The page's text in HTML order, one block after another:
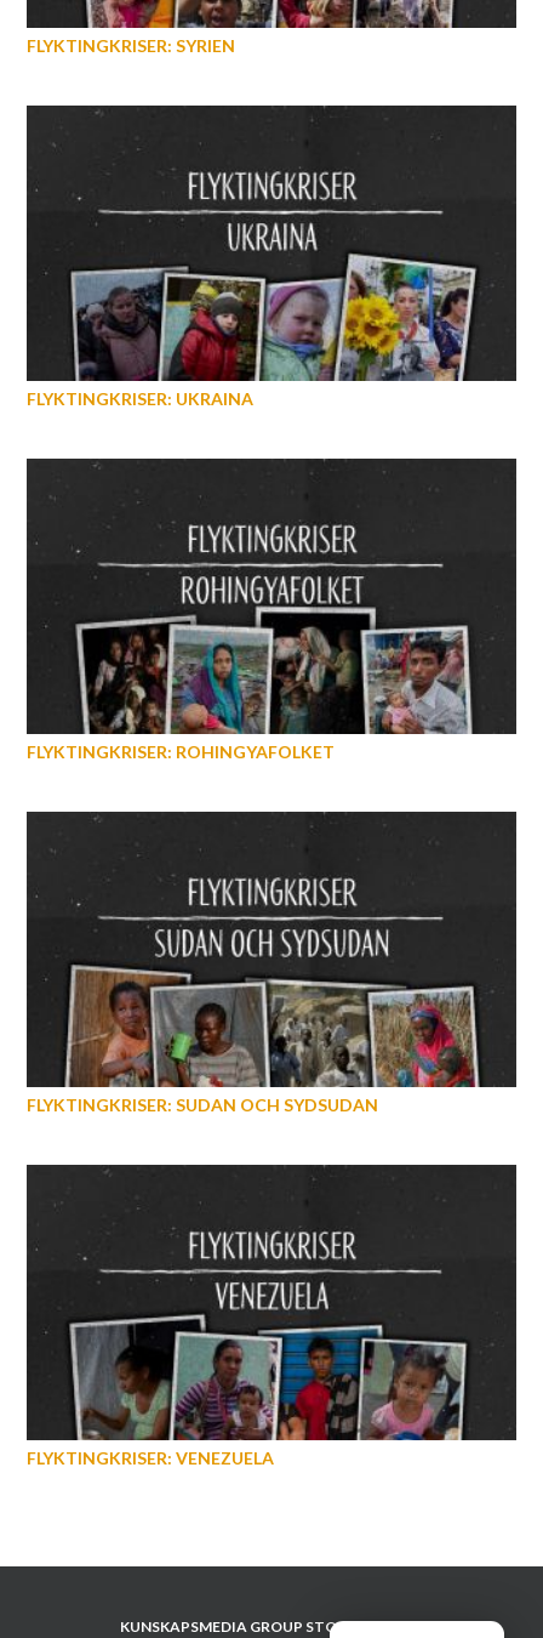
FLYKTINGKRISER: SYRIEN
FLYKTINGKRISER: UKRAINA
FLYKTINGKRISER: ROHINGYAFOLKET
FLYKTINGKRISER: SUDAN OCH SYDSUDAN
FLYKTINGKRISER: VENEZUELA
KUNSKAPSMEDIA GROUP STOCKHOLM AB